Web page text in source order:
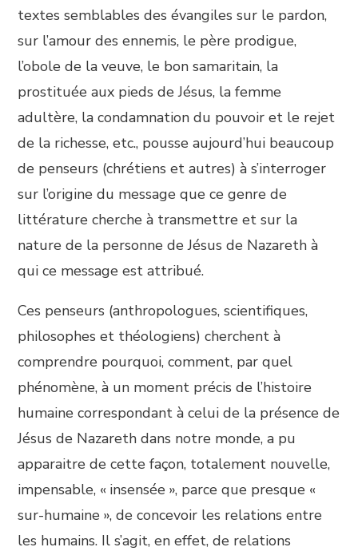
textes semblables des évangiles sur le pardon,
sur l’amour des ennemis, le père prodigue,
l’obole de la veuve, le bon samaritain, la
prostituée aux pieds de Jésus, la femme
adultère, la condamnation du pouvoir et le rejet
de la richesse, etc., pousse aujourd’hui beaucoup
de penseurs (chrétiens et autres) à s’interroger
sur l’origine du message que ce genre de
littérature cherche à transmettre et sur la
nature de la personne de Jésus de Nazareth à
qui ce message est attribué.
Ces penseurs (anthropologues, scientifiques,
philosophes et théologiens) cherchent à
comprendre pourquoi, comment, par quel
phénomène, à un moment précis de l’histoire
humaine correspondant à celui de la présence de
Jésus de Nazareth dans notre monde, a pu
apparaitre de cette façon, totalement nouvelle,
impensable, « insensée », parce que presque «
sur-humaine », de concevoir les relations entre
les humains. Il s’agit, en effet, de relations